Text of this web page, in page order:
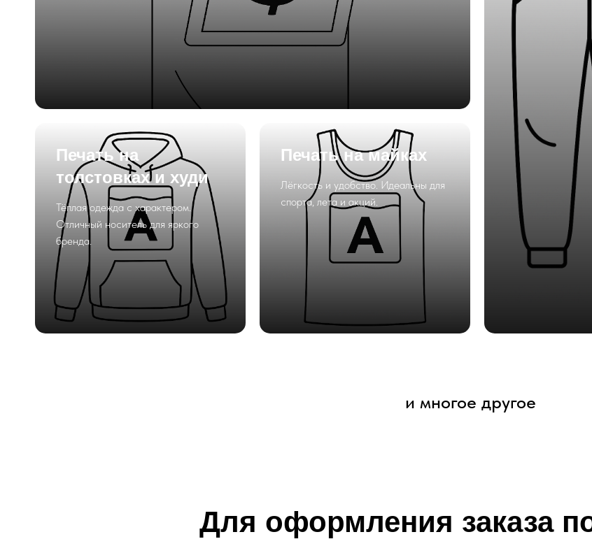
Печать на
толстовках и худи
Тёплая одежда с характером.
Отличный носитель для яркого
бренда.
Печать на майках
Лёгкость и удобство. Идеальны для
спорта, лета и акций.
и многое другое
Для оформления заказа